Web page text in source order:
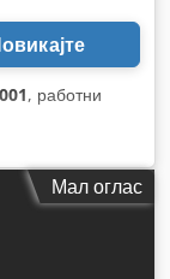
, работни
Мал оглас